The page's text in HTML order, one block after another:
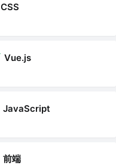
CSS
Vue.js
JavaScript
前端